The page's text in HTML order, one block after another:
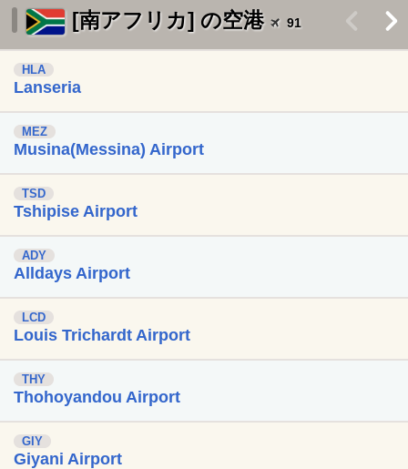
[南アフリカ] の空港 91
HLA
Lanseria
MEZ
Musina(Messina) Airport
TSD
Tshipise Airport
ADY
Alldays Airport
LCD
Louis Trichardt Airport
THY
Thohoyandou Airport
GIY
Giyani Airport